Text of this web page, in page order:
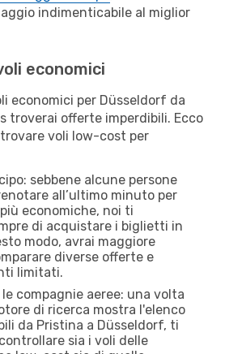
indimenticabile al miglior
economici
economici per Düsseldorf da
troverai offerte imperdibili. Ecco
voli low-cost per
sebbene alcune persone
all’ultimo minuto per
economiche, noi ti
di acquistare i biglietti in
modo, avrai maggiore
diverse offerte e
limitati.
compagnie aeree: una volta
di ricerca mostra l'elenco
da Pristina a Düsseldorf, ti
sia i voli delle